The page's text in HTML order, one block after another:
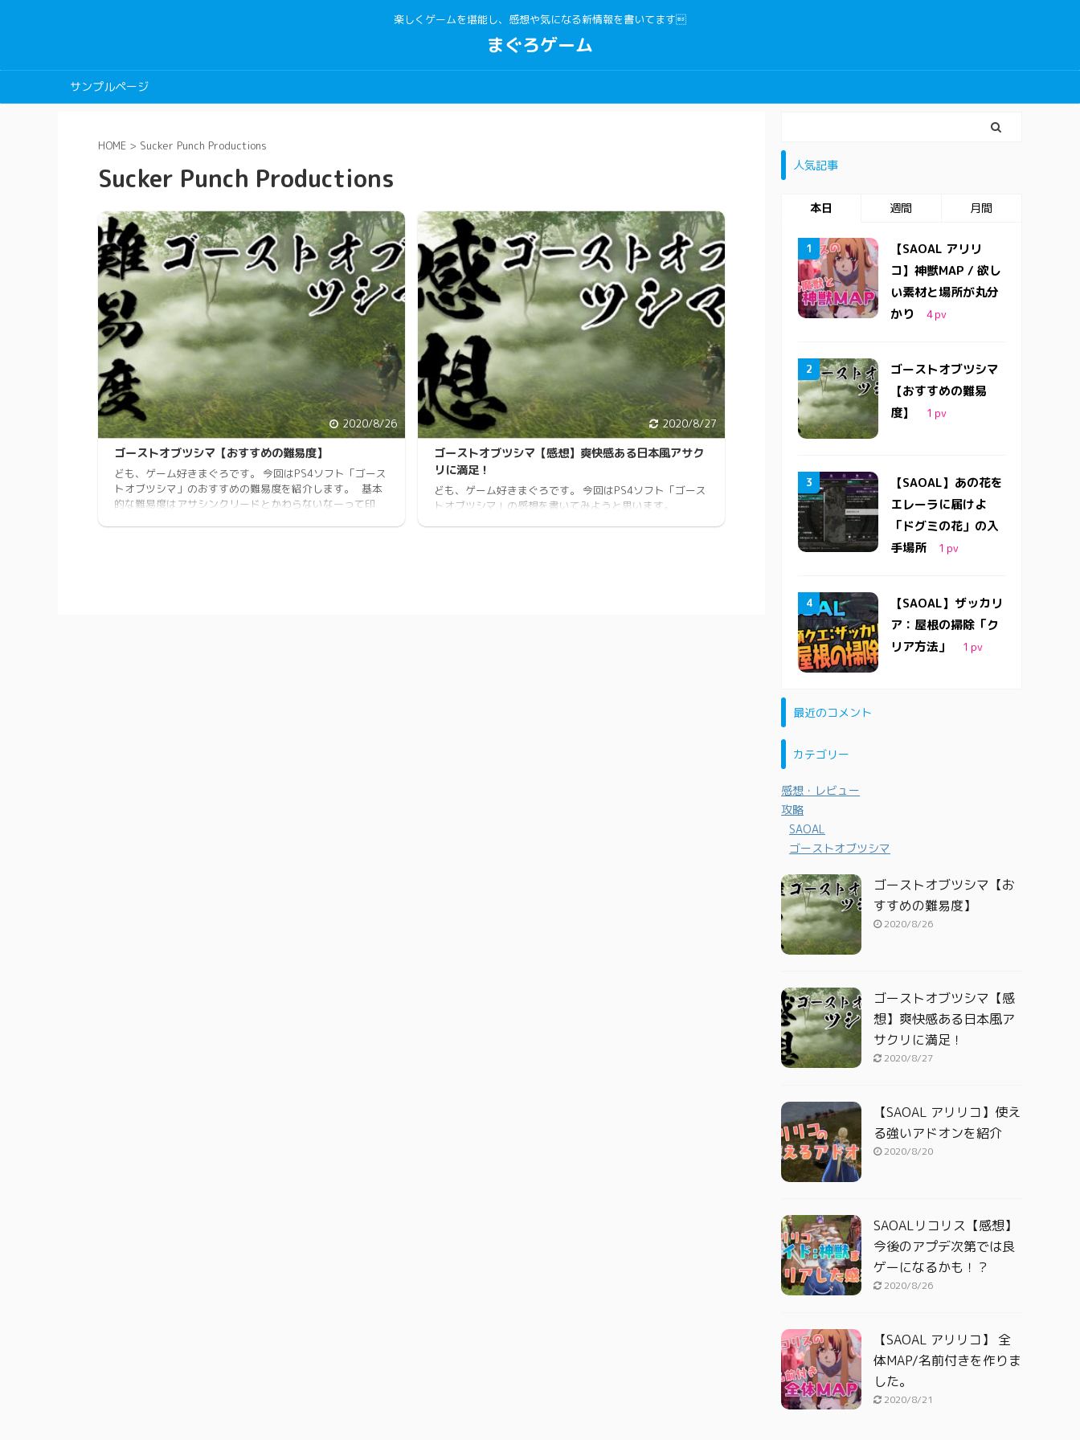
楽しくゲームを堪能し、感想や気になる新情報を書いてます
まぐろゲーム
サンプルページ
HOME > Sucker Punch Productions
Sucker Punch Productions
2020/8/26
ゴーストオブツシマ【おすすめの難易度】
ども、ゲーム好きまぐろです。 今回はPS4ソフト「ゴース
トオブツシマ」のおすすめの難易度を紹介します。 基本
的な難易度はアサシンクリードとかわらないなーって印
2020/8/27
ゴーストオブツシマ【感想】爽快感ある日本風アサク
リに満足！
ども、ゲーム好きまぐろです。 今回はPS4ソフト「ゴース
トオブツシマ」の感想を書いてみようと思います。
人気記事
本日 週間 月間
【SAOAL アリリ
コ】神獣MAP / 欲し
い素材と場所が丸分
かり
4pv
ゴーストオブツシマ
【おすすめの難易
度】
1 pv
【SAOAL】あの花を
エレーラに届けよ
「ドグミの花」の入
手場所
1 pv
【SAOAL】ザッカリ
ア：屋根の掃除「ク
リア方法」
1 pv
最近のコメント
カテゴリー
感想・レビュー
攻略
SAOAL
ゴーストオブツシマ
ゴーストオブツシマ【お
すすめの難易度】
2020/8/26
ゴーストオブツシマ【感
想】爽快感ある日本風ア
サクリに満足！
2020/8/27
【SAOAL アリリコ】使え
る強いアドオンを紹介
2020/8/20
SAOALリコリス【感想】
今後のアプデ次第では良
ゲーになるかも！？
2020/8/26
【SAOAL アリリコ】 全
体MAP/名前付きを作りま
した。
2020/8/21